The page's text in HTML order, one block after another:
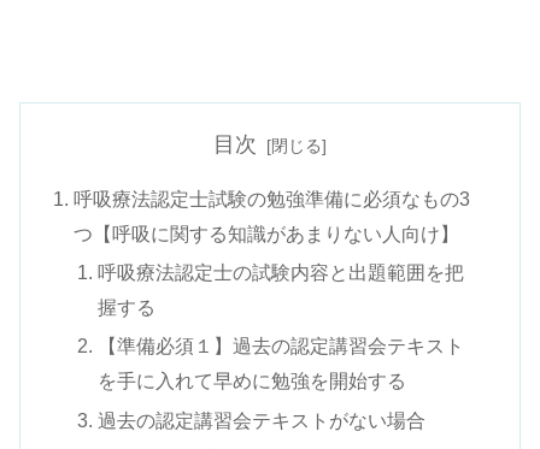
目次
呼吸療法認定士試験の勉強準備に必須なもの3
つ【呼吸に関する知識があまりない人向け】
呼吸療法認定士の試験内容と出題範囲を把
握する
【準備必須１】過去の認定講習会テキスト
を手に入れて早めに勉強を開始する
過去の認定講習会テキストがない場合